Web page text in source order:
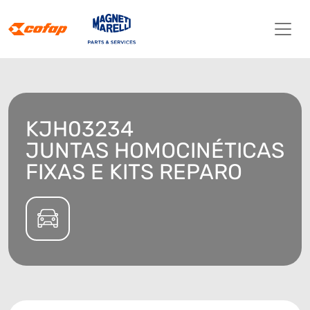
KJH03234
JUNTAS HOMOCINÉTICAS
FIXAS E KITS REPARO